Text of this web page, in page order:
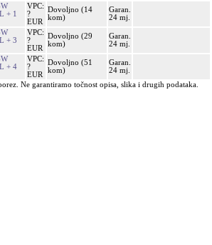
+ 1
VPC:
?
EUR
Dovoljno (14
kom)
Garan.
24 mj.
+ 3
VPC:
?
EUR
Dovoljno (29
kom)
Garan.
24 mj.
+ 4
VPC:
?
EUR
Dovoljno (51
kom)
Garan.
24 mj.
Ne garantiramo točnost opisa, slika i drugih podataka.